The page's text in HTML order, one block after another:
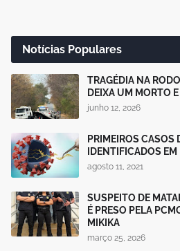
Notícias Populares
TRAGÉDIA NA
DEIXA UM MORTO
junho 12, 2026
PRIMEIROS CASOS
IDENTIFICADOS
agosto 11, 2021
SUSPEITO DE
É PRESO PELA
MIKIKA
março 25, 2026